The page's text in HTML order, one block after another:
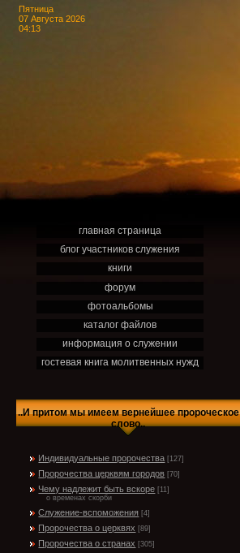
Пятница
07 Августа 2026
04:13
главная страница
блог участников служения
книги
форум
фотоальбомы
каталог файлов
информация о служении
гостевая книга молитвенных нужд
..И притом мы имеем вернейшее пророческое
слово..
Индивидуальные пророчества [127]
Пророчества церквям городов [70]
Чему надлежит быть вскоре [11]
о временах скорби
Служение-вспоможения [4]
Пророчества о церквях [89]
Пророчества о странах [305]